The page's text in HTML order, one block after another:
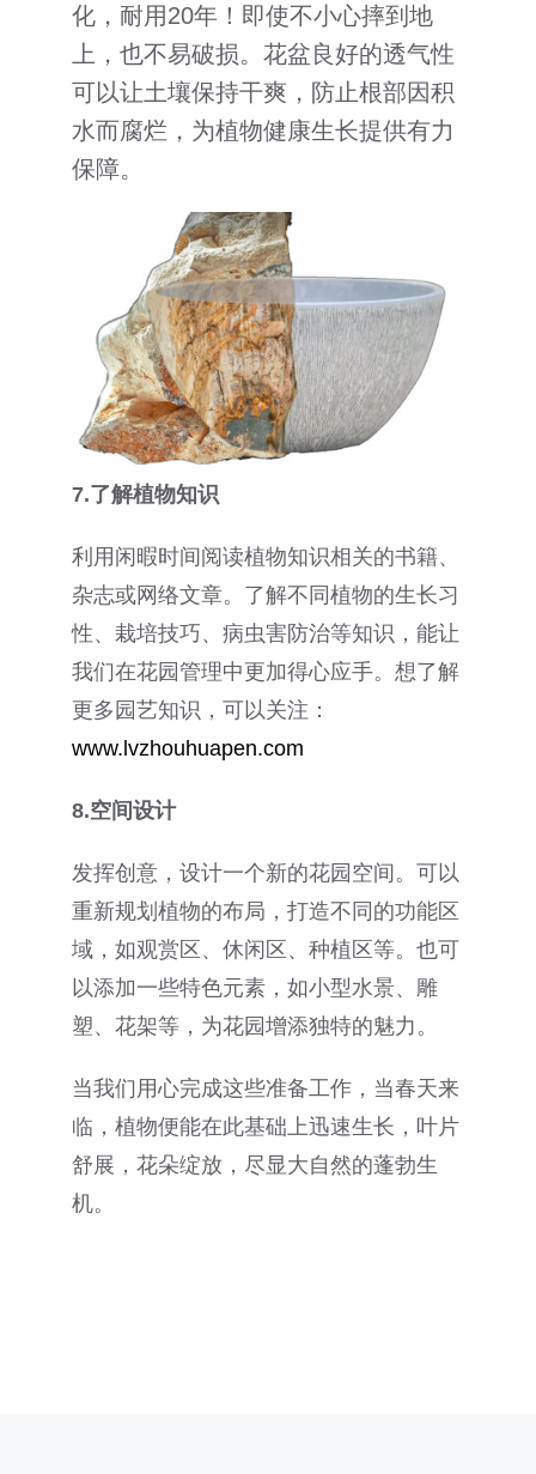
化，耐用20年！即使不小心摔到地
上，也不易破损。花盆良好的透气性
可以让土壤保持干爽，防止根部因积
水而腐烂，为植物健康生长提供有力
保障。
7.了解植物知识
利用闲暇时间阅读植物知识相关的书籍、
杂志或网络文章。了解不同植物的生长习
性、栽培技巧、病虫害防治等知识，能让
我们在花园管理中更加得心应手。想了解
更多园艺知识，可以关注：
www.lvzhouhuapen.com
8.空间设计
发挥创意，设计一个新的花园空间。可以
重新规划植物的布局，打造不同的功能区
域，如观赏区、休闲区、种植区等。也可
以添加一些特色元素，如小型水景、雕
塑、花架等，为花园增添独特的魅力。
当我们用心完成这些准备工作，当春天来
临，植物便能在此基础上迅速生长，叶片
舒展，花朵绽放，尽显大自然的蓬勃生
机。